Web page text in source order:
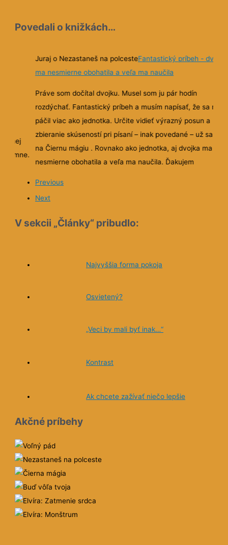
Povedali o knižkách…
z nej
aj
Juraj o Nezastaneš na polcesteFantastický príbeh - dvojka
ma nesmierne obohatila a veľa ma naučila
Práve som dočítal dvojku. Musel som ju pár hodín
rozdýchať. Fantastický príbeh a musím napísať, že sa mi
páčil viac ako jednotka. Určite vidieť výrazný posun a
zbieranie skúseností pri písaní – inak povedané – už sa
na Čiernu mágiu . Rovnako ako jednotka, aj dvojka ma
nesmierne obohatila a veľa ma naučila. Ďakujem
Previous
Next
V sekcii „Články“ pribudlo:
Najvyššia forma pokoja
Osvietený?
„Veci by mali byť inak…“
Kontrast
Ak chcete zažívať niečo lepšie
Akčné príbehy